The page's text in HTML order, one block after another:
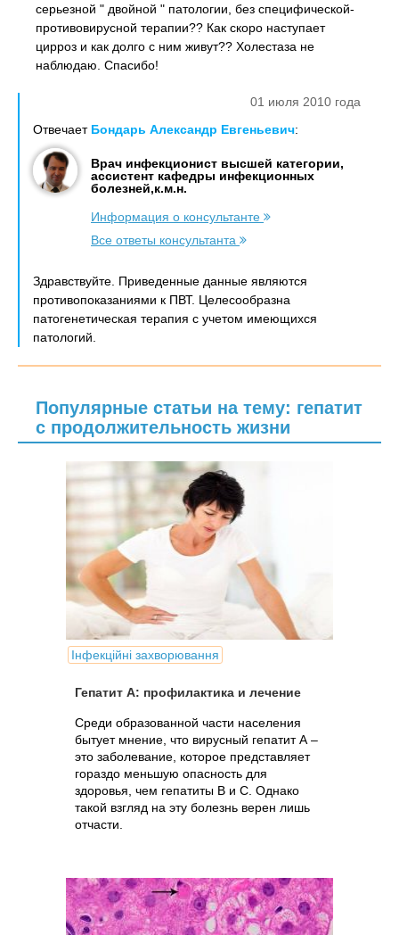
серьезной " двойной " патологии, без специфической-
противовирусной терапии?? Как скоро наступает
цирроз и как долго с ним живут?? Холестаза не
наблюдаю. Спасибо!
01 июля 2010 года
Отвечает Бондарь Александр Евгеньевич:
Врач инфекционист высшей категории,
ассистент кафедры инфекционных
болезней,к.м.н.
Информация о консультанте
Все ответы консультанта
Здравствуйте. Приведенные данные являются
противопоказаниями к ПВТ. Целесообразна
патогенетическая терапия с учетом имеющихся
патологий.
Популярные статьи на тему: гепатит
с продолжительность жизни
Інфекційні захворювання
Гепатит А: профилактика и лечение
Среди образованной части населения
бытует мнение, что вирусный гепатит А –
это заболевание, которое представляет
гораздо меньшую опасность для
здоровья, чем гепатиты В и С. Однако
такой взгляд на эту болезнь верен лишь
отчасти.